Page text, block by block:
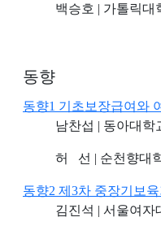
백승호 | 가톨릭대학
동향
동향1 기초보장급여와
남찬섭 | 동아대학교
허 선 | 순천향대학
동향2 제3차 중장기보
김진석 | 서울여자대